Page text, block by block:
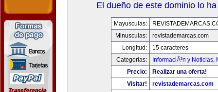
El dueño de este dominio lo
Mayusculas:
Minusculas:
revistademarcas.com
Longitud:
15 caracteres
Categorias:
InformaciÃ³n y Noticias,
Precio:
Realizar una oferta!
Visitar!
revistademarcas.com